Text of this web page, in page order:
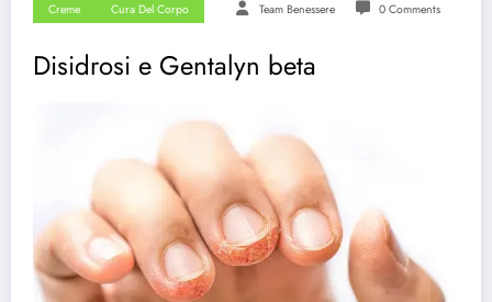
Creme Cura Del Corpo Team Benessere 0 Comments
Disidrosi e Gentalyn beta